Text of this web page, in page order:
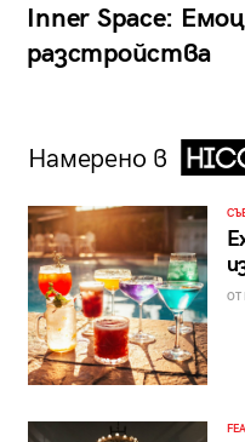
Inner Space:
разстройства
Намерено в
ОТ